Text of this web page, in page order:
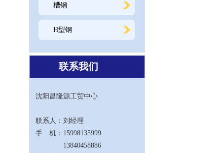
槽钢
H型钢
联系我们
沈阳昌隆源工贸中心
联系人：刘经理
手 机：15998135999
13840458886